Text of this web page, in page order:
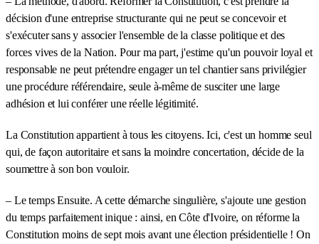
décision d'une entreprise structurante qui ne peut se concevoir et
s'exécuter sans y associer l'ensemble de la classe politique et des
forces vives de la Nation. Pour ma part, j'estime qu'un pouvoir loyal et
responsable ne peut prétendre engager un tel chantier sans privilégier
une procédure référendaire, seule à-même de susciter une large
adhésion et lui conférer une réelle légitimité.
La Constitution appartient à tous les citoyens. Ici, c'est un homme seul
qui, de façon autoritaire et sans la moindre concertation, décide de la
soumettre à son bon vouloir.
– Le temps Ensuite. A cette démarche singulière, s'ajoute une gestion
du temps parfaitement inique : ainsi, en Côte d'Ivoire, on réforme la
Constitution moins de sept mois avant une élection présidentielle ! On